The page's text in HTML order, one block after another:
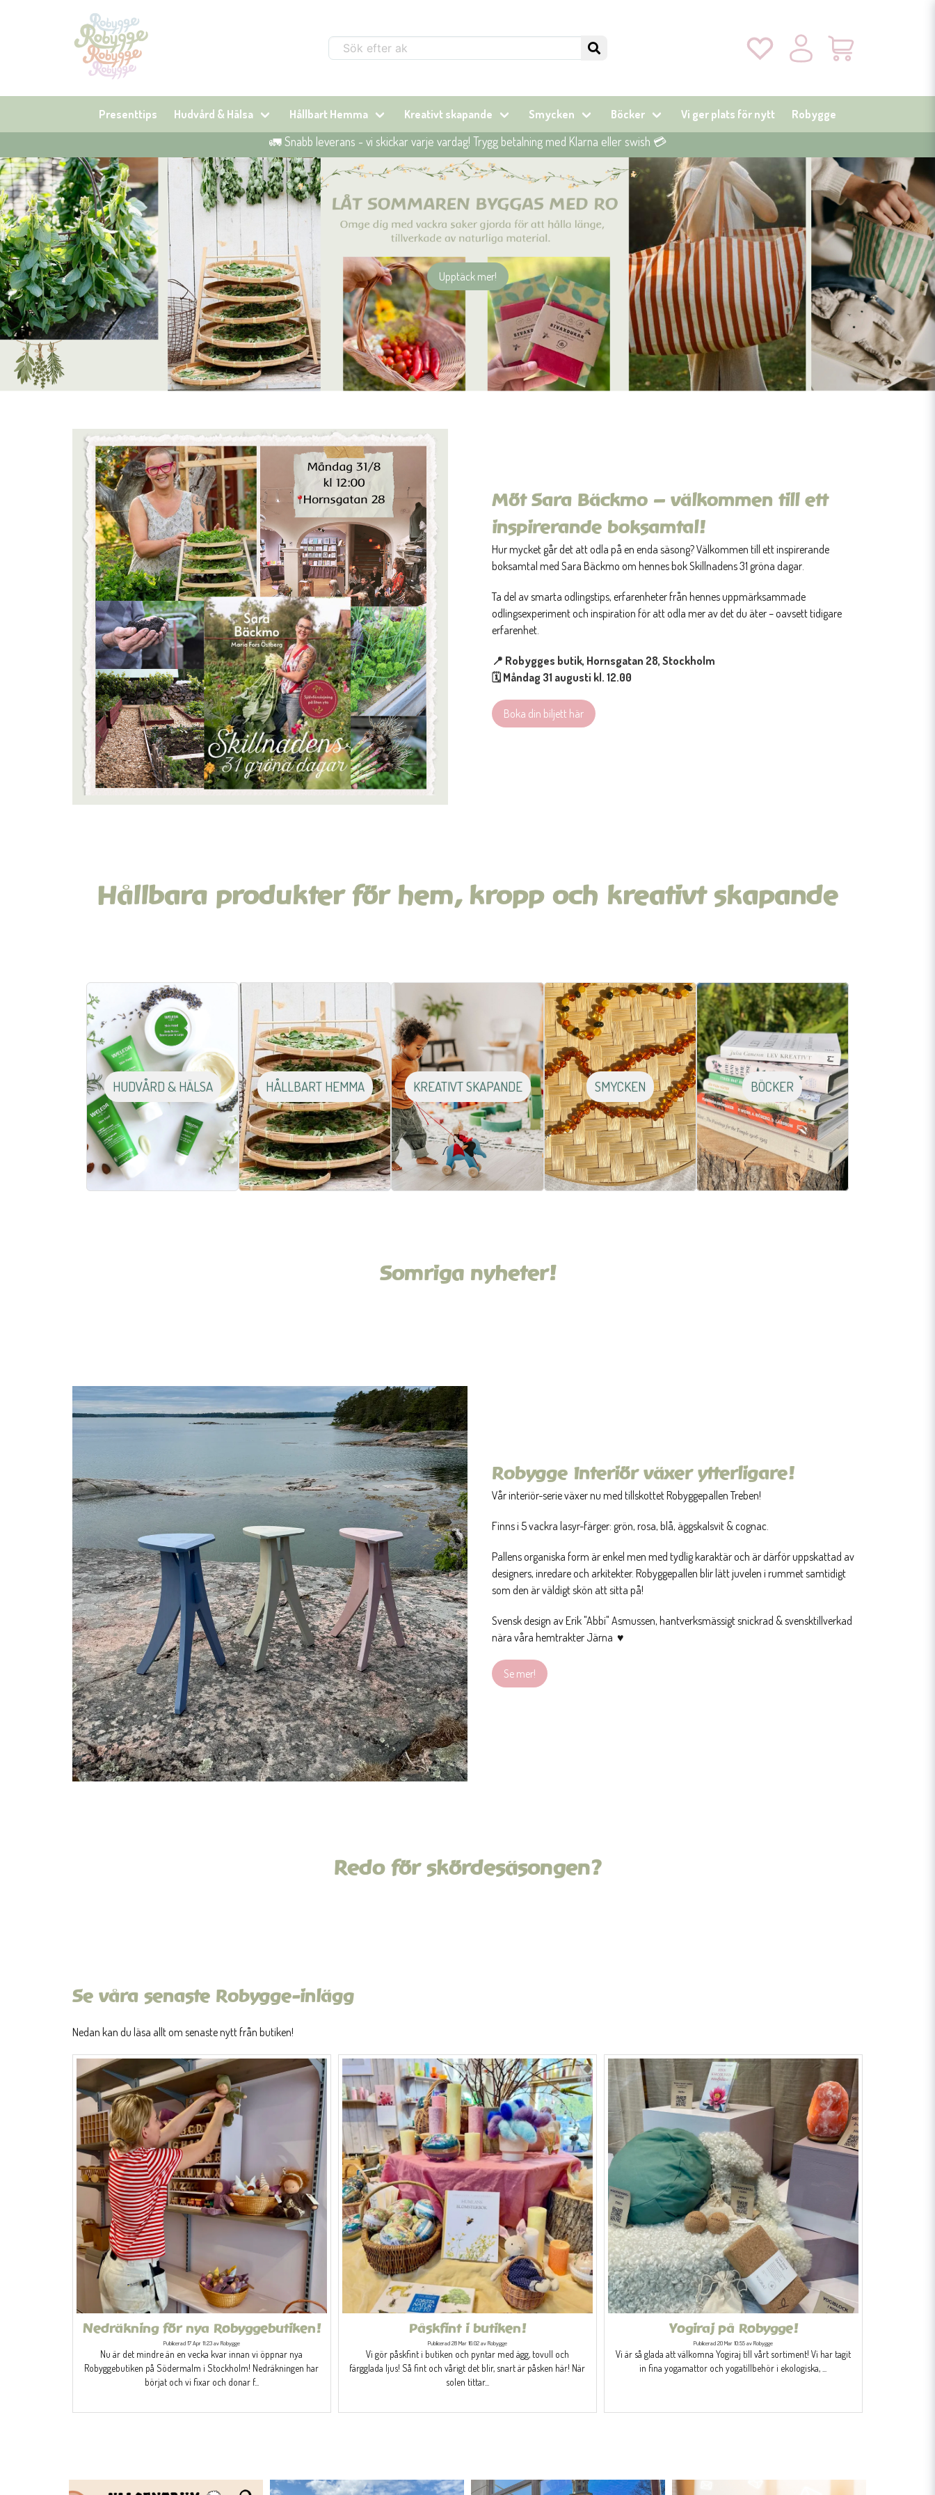
Sök...
Presenttips Hudvård & Hälsa Hållbart Hemma Kreativt skapande Smycken Böcker Vi ger plats för nytt Robygge
🚛 Snabb leverans - vi skickar varje vardag! Trygg betalning med Klarna eller swish 💳
Upptäck mer!
Möt Sara Bäckmo – välkommen till ett
inspirerande boksamtal!
Hur mycket går det att odla på en enda säsong? Välkommen till ett inspirerande
boksamtal med Sara Bäckmo om hennes bok Skillnadens31 gröna dagar
Ta del av smarta odlingstips, erfarenheter från hennes uppmärksammade
odlingsexperiment och inspiration för att odla mer av det du äter – oavsett tidigare
erfarenhet.
📍 Robygges butik, Hornsgatan 28, Stockholm
🗓 Måndag 31 augusti kl. 12.00
Boka din biljett här
Hållbara produkter för hem, kropp och kreativt skapande
HUDVÅRD & HÄLSA HÅLLBART HEMMA KREATIVT SKAPANDE SMYCKEN BÖCKER
Somriga nyheter!
Robygge Interiör växer ytterligare!
Vår interiör-serie växer nu med tillskottet Robyggepallen Treben!
Finns i 5 vackra lasyr-färger: grön, rosa, blå, äggskalsvit & cognac.
Pallens organiska form är enkel men med tydlig karaktär och är därför uppskattad av
designers, inredare och arkitekter. Robyggepallen blir lätt juvelen i rummet samtidigt
som den är väldigt skön att sitta på!
Svensk design av Erik "Abbi" Asmussen, hantverksmässigt snickrad & svensktillverkad
nära våra hemtrakter Järna ♥
Se mer!
Redo för skördesäsongen?
Se våra senaste Robygge-inlägg
Nedan kan du läsa allt om senaste nytt från butiken!
Nedräkning för nya Robyggebutiken!
Publicerad 17 Apr 11:23 av Robygge
Nu är det mindre än en vecka kvar innan vi öppnar nya
Robyggebutiken på Södermalm i Stockholm! Nedräkningen har
börjat och vi fixar och donar f...
Påskfint i butiken!
Publicerad 28 Mar 16:02 av Robygge
Vi gör påskfint i butiken och pyntar med ägg, tovull och
färgglada ljus! Så fint och vårigt det blir, snart är påsken här! När
solen tittar...
Yogiraj på Robygge!
Publicerad 20 Mar 10:55 av Robygge
Vi är så glada att välkomna Yogiraj till vårt sortiment! Vi har tagit
in fina yogamattor och yogatillbehör i ekologiska, ...